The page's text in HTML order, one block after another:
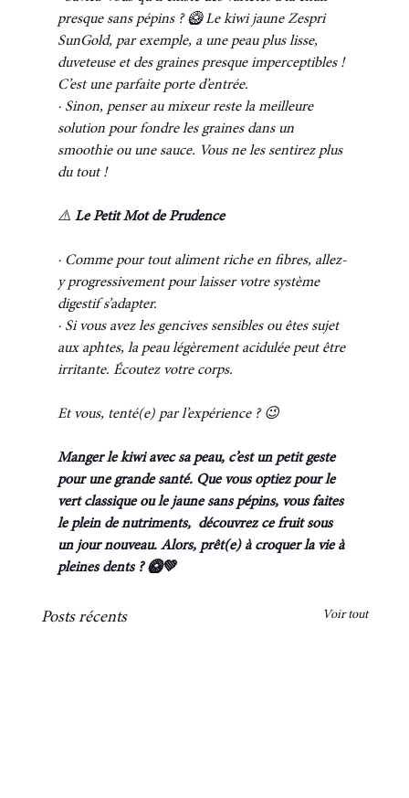
presque sans pépins ? 🥝 Le kiwi jaune Zespri
SunGold, par exemple, a une peau plus lisse,
duveteuse et des graines presque imperceptibles !
C’est une parfaite porte d’entrée.
· Sinon, penser au mixeur reste la meilleure
solution pour fondre les graines dans un
smoothie ou une sauce. Vous ne les sentirez plus
du tout !
⚠️ Le Petit Mot de Prudence
· Comme pour tout aliment riche en fibres, allez-
y progressivement pour laisser votre système
digestif s’adapter.
· Si vous avez les gencives sensibles ou êtes sujet
aux aphtes, la peau légèrement acidulée peut être
irritante. Écoutez votre corps.
Et vous, tenté(e) par l’expérience ? 😉
Manger le kiwi avec sa peau, c’est un petit geste
pour une grande santé. Que vous optiez pour le
vert classique ou le jaune sans pépins, vous faites
le plein de nutriments,  découvrez ce fruit sous
un jour nouveau. Alors, prêt(e) à croquer la vie à
pleines dents ? 🥝💚
Posts récents Voir tout